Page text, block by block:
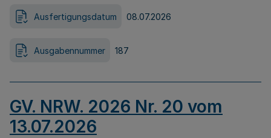
Ausfertigungsdatum 08.07.2026
Ausgabennummer 187
GV. NRW. 2026 Nr. 20 vom
13.07.2026